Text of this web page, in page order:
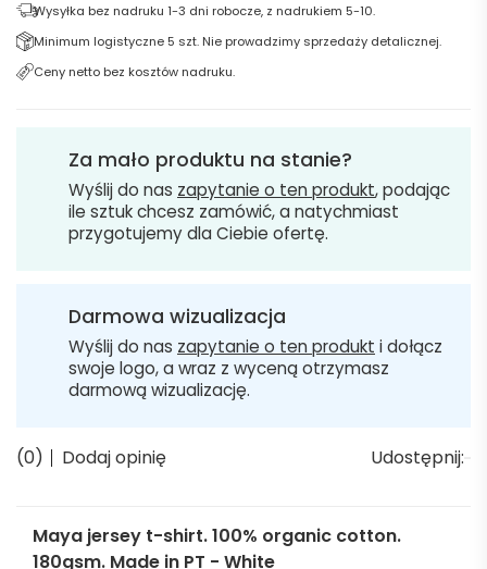
Wysyłka bez nadruku 1-3 dni robocze, z nadrukiem 5-10.
Minimum logistyczne 5 szt. Nie prowadzimy sprzedaży detalicznej.
Ceny netto bez kosztów nadruku.
Za mało produktu na stanie?
Wyślij do nas zapytanie o ten produkt, podając
ile sztuk chcesz zamówić, a natychmiast
przygotujemy dla Ciebie ofertę.
Darmowa wizualizacja
Wyślij do nas zapytanie o ten produkt i dołącz
swoje logo, a wraz z wyceną otrzymasz
darmową wizualizację.
(0) Dodaj opinię Udostępnij:
Maya jersey t-shirt. 100% organic cotton.
180gsm. Made in PT - White